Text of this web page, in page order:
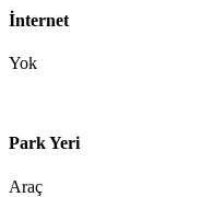
İnternet
Yok
Park Yeri
Araç